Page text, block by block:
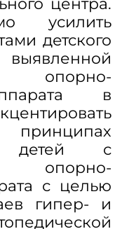
центра.
усилить
детского
в
детей с
с целью
гипер- и